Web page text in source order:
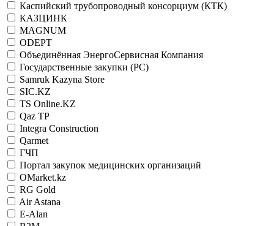
Каспийский трубопроводный консорциум (КТК)
КАЗЦИНК
MAGNUM
ODEPT
Объединённая ЭнергоСервисная Компания
Государственные закупки (РС)
Samruk Kazyna Store
SIC.KZ
TS Online.KZ
Qaz TP
Integra Construction
Qarmet
ГЧП
Портал закупок медицинских организаций
OMarket.kz
RG Gold
Air Astana
E-Alan